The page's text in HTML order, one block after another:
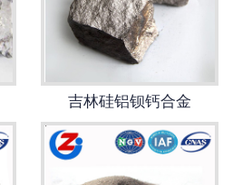
吉林硅铝钡钙合金